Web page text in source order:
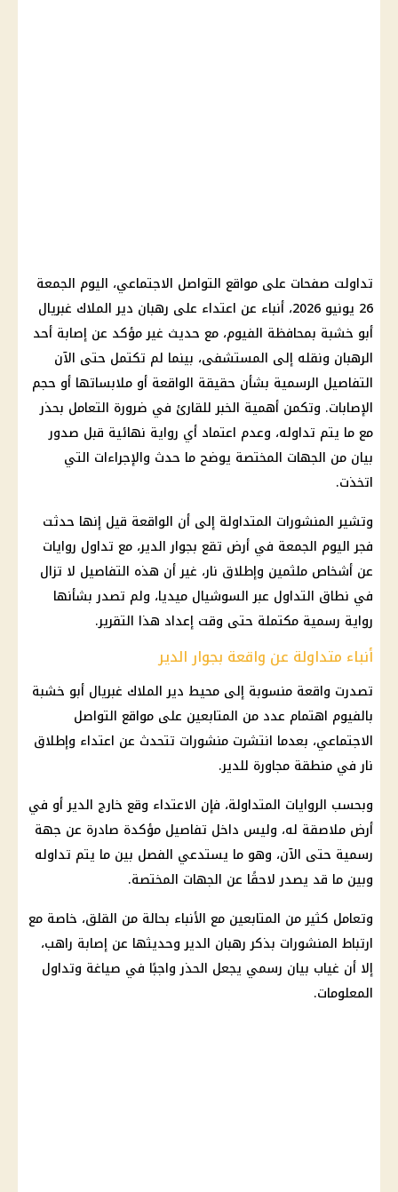
تداولت صفحات على مواقع التواصل الاجتماعي، اليوم الجمعة
26 يونيو 2026، أنباء عن اعتداء على رهبان دير الملاك غبريال
أبو خشبة بمحافظة الفيوم، مع حديث غير مؤكد عن إصابة أحد
الرهبان ونقله إلى المستشفى، بينما لم تكتمل حتى الآن
التفاصيل الرسمية بشأن حقيقة الواقعة أو ملابساتها أو حجم
الإصابات. وتكمن أهمية الخبر للقارئ في ضرورة التعامل بحذر
مع ما يتم تداوله، وعدم اعتماد أي رواية نهائية قبل صدور
بيان من الجهات المختصة يوضح ما حدث والإجراءات التي
اتخذت.
وتشير المنشورات المتداولة إلى أن الواقعة قيل إنها حدثت
فجر اليوم الجمعة في أرض تقع بجوار الدير، مع تداول روايات
عن أشخاص ملثمين وإطلاق نار، غير أن هذه التفاصيل لا تزال
في نطاق التداول عبر السوشيال ميديا، ولم تصدر بشأنها
رواية رسمية مكتملة حتى وقت إعداد هذا التقرير.
أنباء متداولة عن واقعة بجوار الدير
تصدرت واقعة منسوبة إلى محيط دير الملاك غبريال أبو خشبة
بالفيوم اهتمام عدد من المتابعين على مواقع التواصل
الاجتماعي، بعدما انتشرت منشورات تتحدث عن اعتداء وإطلاق
نار في منطقة مجاورة للدير.
وبحسب الروايات المتداولة، فإن الاعتداء وقع خارج الدير أو في
أرض ملاصقة له، وليس داخل تفاصيل مؤكدة صادرة عن جهة
رسمية حتى الآن، وهو ما يستدعي الفصل بين ما يتم تداوله
وبين ما قد يصدر لاحقًا عن الجهات المختصة.
وتعامل كثير من المتابعين مع الأنباء بحالة من القلق، خاصة مع
ارتباط المنشورات بذكر رهبان الدير وحديثها عن إصابة راهب،
إلا أن غياب بيان رسمي يجعل الحذر واجبًا في صياغة وتداول
المعلومات.